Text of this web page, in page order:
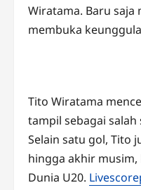
Wiratama. Baru saja
membuka
Tito Wiratama
tampil sebagai
Selain satu gol, Tito
hingga akhir
Dunia U20.